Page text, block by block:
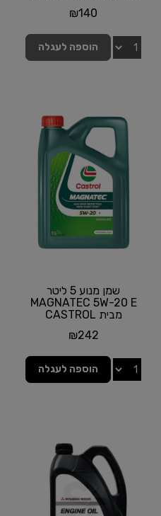
אזל המלאי
₪140
הוספה לעגלה
שמן מנוע 5 ליטר
MAGNATEC 5W-20 E
מבית CASTROL
₪242
הוספה לעגלה